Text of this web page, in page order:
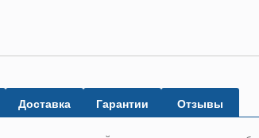
Доставка Гарантии Отзывы